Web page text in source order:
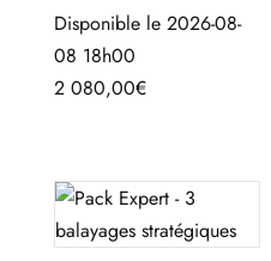
Disponible le 2026-08-
08 18h00
2 080,00€